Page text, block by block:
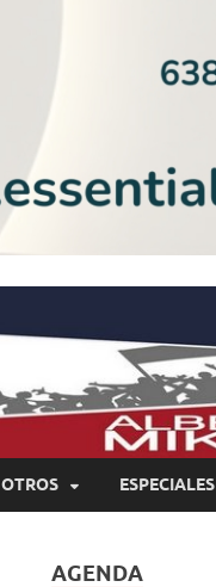
OTROS ESPECIALES
AGENDA